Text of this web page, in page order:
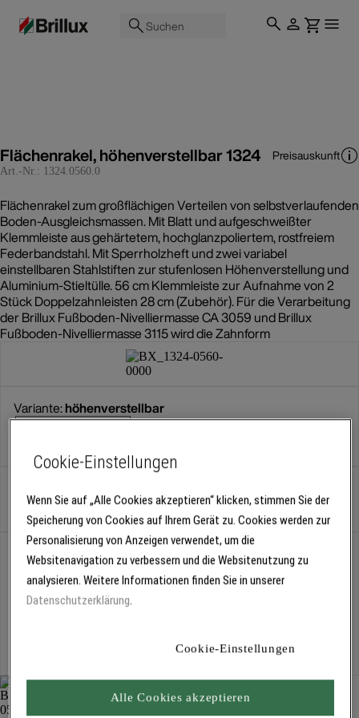
Suchen
Flächenrakel, höhenverstellbar 1324
Art.-Nr.: 1324.0560.0
Preisauskunft
Flächenrakel zum großflächigen Verteilen von selbstverlaufenden
Boden-Ausgleichsmassen. Mit Blatt und aufgeschweißter
Klemmleiste aus gehärtetem, hochglanzpoliertem, rostfreiem
Federbandstahl. Mit Sperrholzheft und zwei variabel
einstellbaren Stahlstiften zur stufenlosen Höhenverstellung und
Aluminium-Stieltülle. 56 cm Klemmleiste zur Aufnahme von 2
Stück Doppelzahnleisten 28 cm (Zubehör). Für die Verarbeitung
der Brillux Fußboden-Nivelliermasse CA 3059 und Brillux
Fußboden-Nivelliermasse 3115 wird die Zahnform
Variante:höhenverstellbar
Stück
Abholung
Für Verfügbarkeiten bitteanmelden
anmelden
Cookie-Einstellungen
Wenn Sie auf „Alle Cookies akzeptieren“ klicken, stimmen Sie der
Speicherung von Cookies auf Ihrem Gerät zu. Cookies werden zur
Personalisierung von Anzeigen verwendet, um die
Websitenavigation zu verbessern und die Websitenutzung zu
analysieren. Weitere Informationen finden Sie in unserer
Datenschutzerklärung.
Cookie-Einstellungen
Alle Cookies akzeptieren